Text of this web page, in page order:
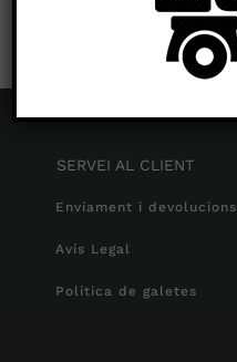
SERVEI AL CLIENT
Enviament i devolucions
Avís Legal
Política de galetes